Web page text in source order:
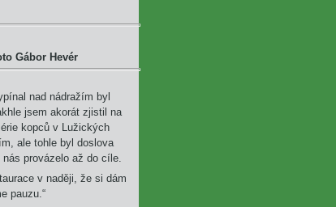
Gábor Hevér
nad nádražím byl
jsem akorát zjistil na
kopců v Lužických
ale tohle byl doslova
provázelo až do cíle.
v naději, že si dám
pauzu.“